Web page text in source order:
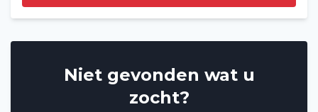
Niet gevonden wat u
zocht?